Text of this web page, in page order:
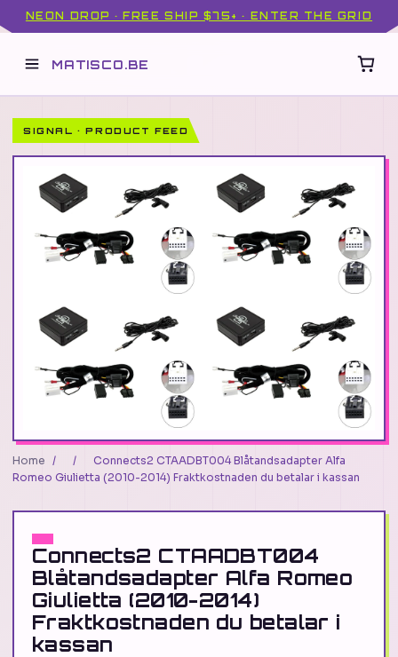
NEON DROP · FREE SHIP $75+ · ENTER THE GRID
MATISCO.BE
SIGNAL · PRODUCT FEED
Home / /
Connects2 CTAADBT004 Blåtandsadapter Alfa
Romeo Giulietta (2010-2014) Fraktkostnaden du betalar i kassan
Connects2 CTAADBT004
Blåtandsadapter Alfa Romeo
Giulietta (2010-2014)
Fraktkostnaden du betalar i
kassan